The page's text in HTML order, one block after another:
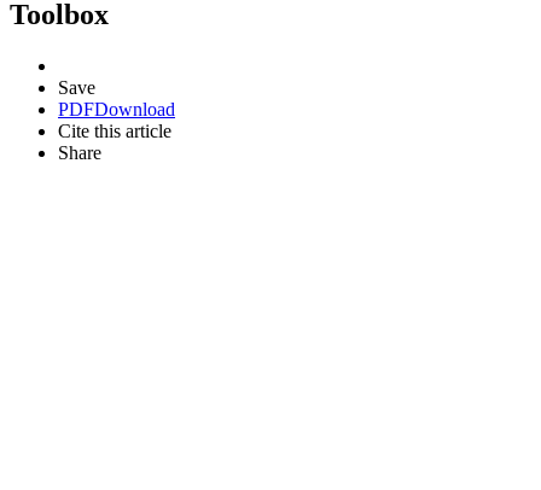
Toolbox
Save
PDFDownload
Cite this article
Share